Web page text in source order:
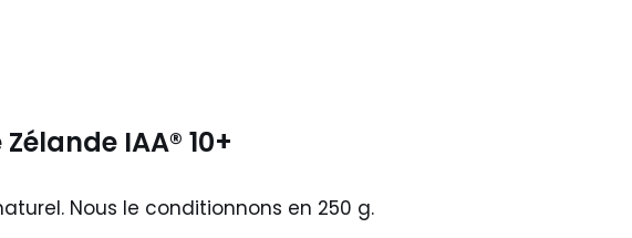
IAA® 10+
Nous le conditionnons en 250 g.